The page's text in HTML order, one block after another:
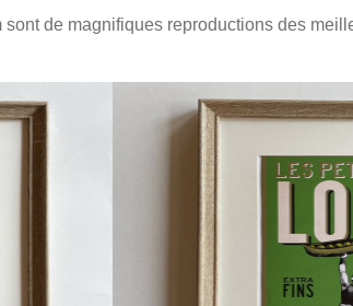
de magnifiques reproductions des
Affichette